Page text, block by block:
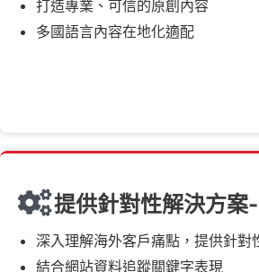
打造專業、可信的原創內容
多國語言內容在地化適配
提供針對性解決方案
深入理解海外客戶痛點，提供針對
結合網站資料追蹤關鍵字表現